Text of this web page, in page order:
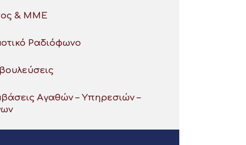
& ΜΜΕ
Ραδιόφωνο
Αγαθών – Υπηρεσιών –